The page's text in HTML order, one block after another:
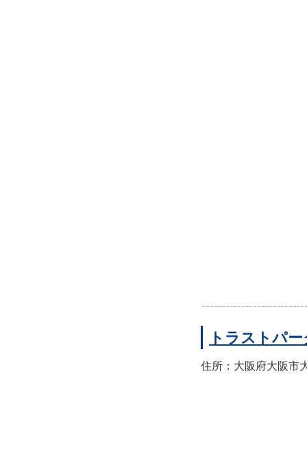
トラストパ
住所：大阪府大阪市